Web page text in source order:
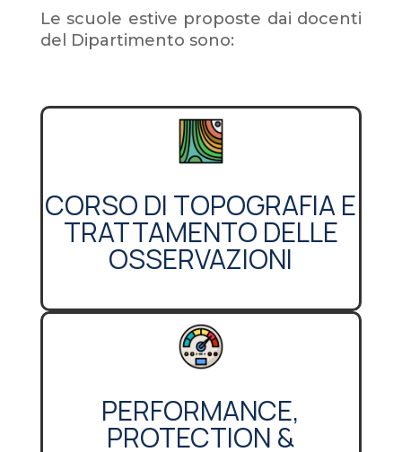
Le scuole estive proposte dai docenti
del Dipartimento sono:
CORSO DI TOPOGRAFIA E
TRATTAMENTO DELLE
OSSERVAZIONI
PERFORMANCE,
PROTECTION &